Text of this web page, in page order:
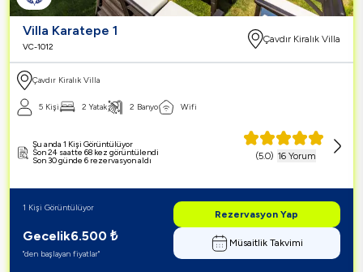
Villa Karatepe 1
VC-1012
Çavdır Kiralık Villa
Çavdır Kiralık Villa
5 Kişi 2 Yatak 2 Banyo Wifi
(5.0) 16 Yorum
Şu anda 1 Kişi Görüntülüyor
Son 24 saatte 68 kez görüntülendi
Son 30 günde 6 rezervasyon aldı
Gecelik6.500 ₺
"den başlayan fiyatlar"
1 Kişi Görüntülüyor
Rezervasyon Yap
Müsaitlik Takvimi